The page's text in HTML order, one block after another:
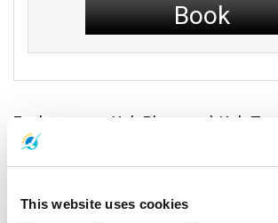
This website uses cookies
Book
Explorer avec Koh Phangan à Koh Tao
couleurs de l'île